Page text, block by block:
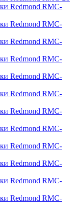
Redmond RMC-
Redmond RMC-
Redmond RMC-
Redmond RMC-
Redmond RMC-
Redmond RMC-
Redmond RMC-
Redmond RMC-
Redmond RMC-
Redmond RMC-
Redmond RMC-
Redmond RMC-